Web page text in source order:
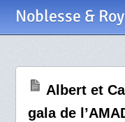
Noblesse &
Albert et
gala de